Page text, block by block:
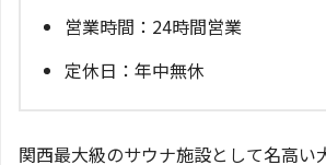
営業時間：24時間営業
定休日：年中無休
関西最大級のサウナ施設として名高い